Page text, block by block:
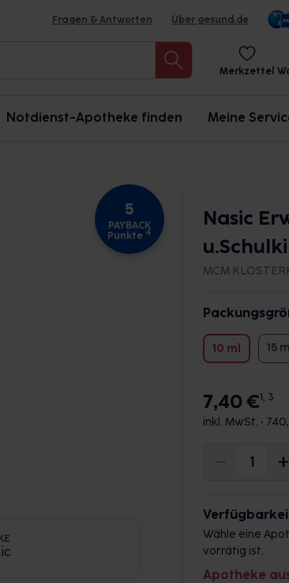
Fragen & Antworten Über gesund.de
Merkzettel
Notdienst-Apotheke finden Meine
5
PAYBACK
Punkte 4
Nasic
MCM
10 ml 15 ml
7,40 €1, 3
inkl. MwSt. •
Wähle eine
vorrätig ist.
Apotheke